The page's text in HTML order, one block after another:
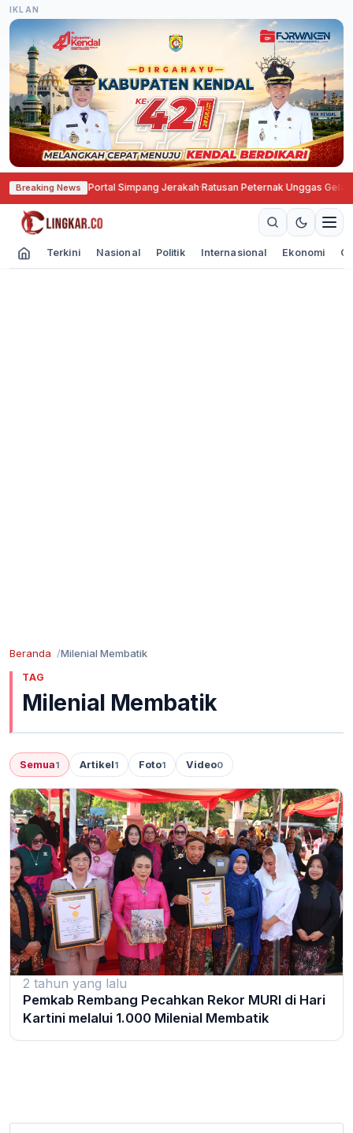
IKLAN
Breaking News
Truk Tabrak Portal Simpang Jerakah·Ratusan Peternak Unggas Gelar
Terkini Nasional Politik Internasional Ekonomi
Beranda Milenial Membatik
TAG
Milenial Membatik
Semua1 Artikel1 Foto1 Video0
2 tahun yang lalu
Pemkab Rembang Pecahkan Rekor MURI di Hari
Kartini melalui 1.000 Milenial Membatik